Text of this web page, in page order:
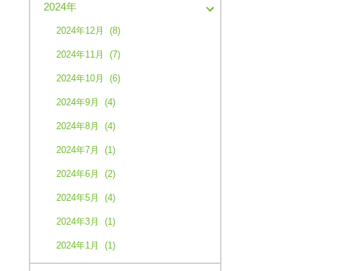
2024年
2024年12月 (8)
2024年11月 (7)
2024年10月 (6)
2024年9月 (4)
2024年8月 (4)
2024年7月 (1)
2024年6月 (2)
2024年5月 (4)
2024年3月 (1)
2024年1月 (1)